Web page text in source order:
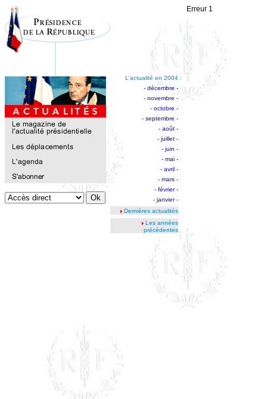
L'actualité en 2004 :
- décembre -
- novembre -
- octobre -
- septembre -
- août -
- juillet -
- juin -
- mai -
- avril -
- mars -
- février -
- janvier -
Dernières actualités
Les années
précédentes
Erreur 1